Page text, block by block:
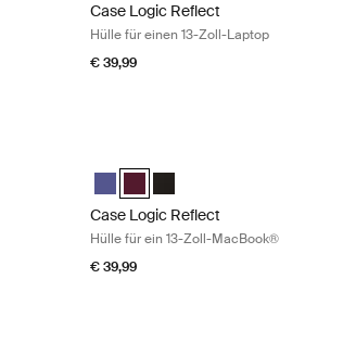
Case Logic Reflect
Hülle für einen 13-Zoll-Laptop
€ 39,99
Intensives Lila (selected)
Sleeve Nuanciertes Rot
Sleeve Schwarz
Case Logic Reflect 13" MacBook®
Case Logic Reflect 13"
Case Logic Reflect 13"
Case Logic Reflect
Hülle für ein 13-Zoll-MacBook®
€ 39,99